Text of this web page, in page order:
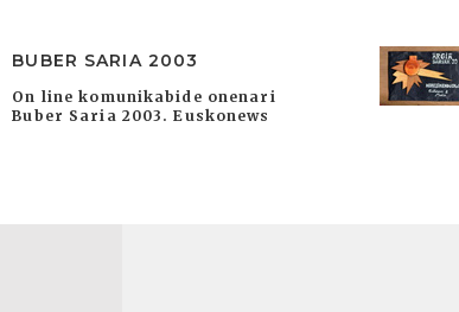
BUBER SARIA 2003
On line komunikabide onenari
Buber Saria 2003. Euskonews